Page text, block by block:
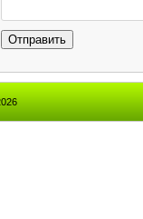
Отправить